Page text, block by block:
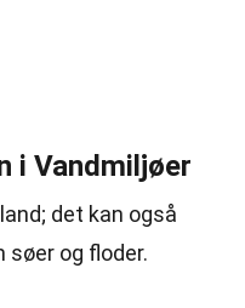
i Vandmiljøer
det kan også
søer og floder.